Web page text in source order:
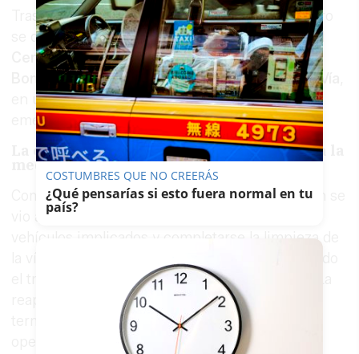
Tras recibir los avisos, hasta el lugar del siniestro
se desplazaron efectivos de laGuardia Civil, del
Centro de Emergencias Sanitarias 061, de
Bomberosy también deMantenimiento de la Vía
en una intervención coordinada para atender la
emergencia y restablecer la circulación.
La circulación quedó normalizada pasada la
medianoche
Como consecuencia del siniestro, la circulación se
vio afectada hasta que pudieron retirarse los
vehículos implicados y completarse la limpieza de
el tráfico pudo quedar normalizado en la zona. La
reapertura de la carretera se produjo una vez
terminaron los trabajos desarrollados por los
operativos desplazados, después de una noche
COSTUMBRES QUE NO CREERÁS
¿Qué pensarías si esto fuera normal en tu
país?